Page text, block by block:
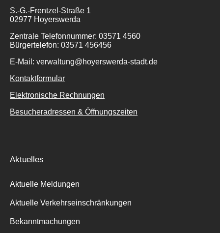
S.-G.-Frentzel-Straße 1
02977 Hoyerswerda
Zentrale Telefonnummer: 03571 4560
Bürgertelefon: 03571 456456
E-Mail: verwaltung@hoyerswerda-stadt.de
Kontaktformular
Elektronische Rechnungen
Besucheradressen & Öffnungszeiten
Aktuelles
Aktuelle Meldungen
Aktuelle Verkehrseinschränkungen
Bekanntmachungen